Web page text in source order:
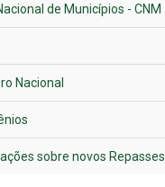
de Municípios - CNM
Nacional
sobre novos Repasses